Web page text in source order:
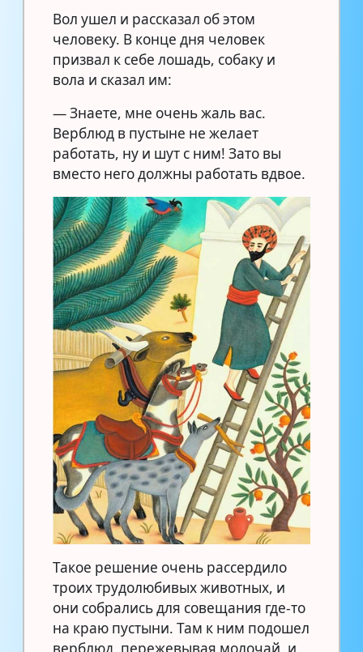
Вол ушел и рассказал об этом
человеку. В конце дня человек
призвал к себе лошадь, собаку и
вола и сказал им:
— Знаете, мне очень жаль вас.
Верблюд в пустыне не желает
работать, ну и шут с ним! Зато вы
вместо него должны работать вдвое.
Такое решение очень рассердило
троих трудолюбивых животных, и
они собрались для совещания где-то
на краю пустыни. Там к ним подошел
верблюд, пережевывая молочай, и